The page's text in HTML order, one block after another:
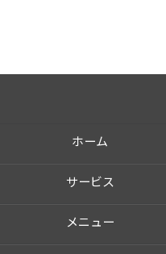
ホーム
サービス
メニュー